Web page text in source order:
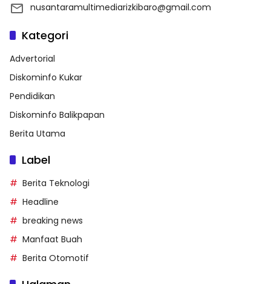
nusantaramultimediarizkibaro@gmail.com
Kategori
Advertorial
Diskominfo Kukar
Pendidikan
Diskominfo Balikpapan
Berita Utama
Label
Berita Teknologi
Headline
breaking news
Manfaat Buah
Berita Otomotif